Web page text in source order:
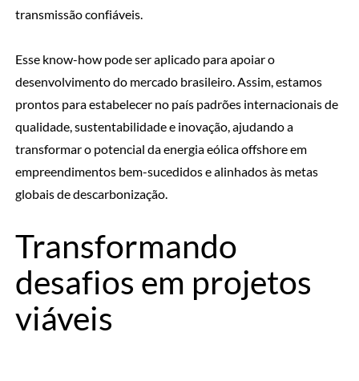
transmissão confiáveis.
Esse know-how pode ser aplicado para apoiar o
desenvolvimento do mercado brasileiro. Assim, estamos
prontos para estabelecer no país padrões internacionais de
qualidade, sustentabilidade e inovação, ajudando a
transformar o potencial da energia eólica offshore em
empreendimentos bem-sucedidos e alinhados às metas
globais de descarbonização.
Transformando
desafios em projetos
viáveis